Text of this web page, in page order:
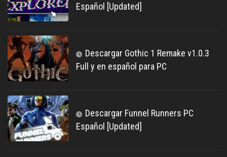
Español [Updated]
Descargar Gothic 1 Remake v1.0.3
Full y en español para PC
Descargar Funnel Runners PC
Español [Updated]